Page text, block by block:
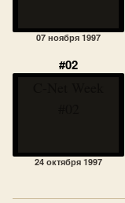
07 ноября 1997
#02
24 октября 1997